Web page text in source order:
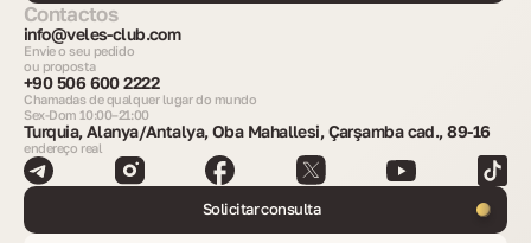
Contactos
info@veles-club.com
Envie o seu pedido
ou proposta
+90 506 600 2222
Chamadas de qualquer lugar do mundo
Sex-Dom 10:00–21:00
Turquia, Alanya/Antalya, Oba Mahallesi, Çarşamba cad., 89-16
endereço real
Solicitar consulta